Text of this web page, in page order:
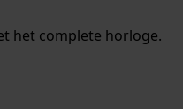
het complete horloge.